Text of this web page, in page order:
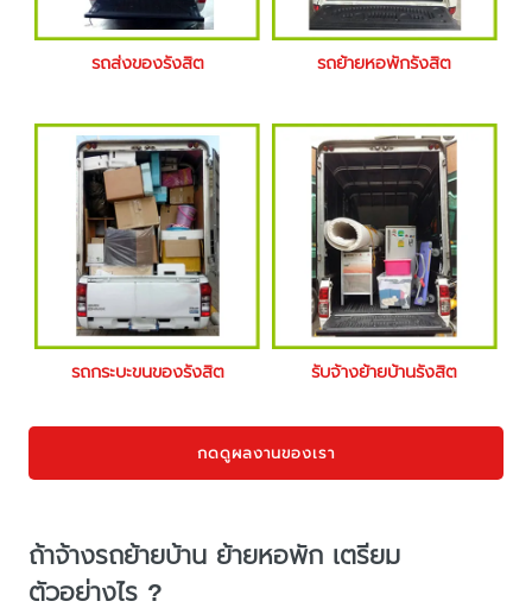
รถส่งของรังสิต รถย้ายหอพักรังสิต
รถกระบะขนของรังสิต รับจ้างย้ายบ้านรังสิต
กดดูผลงานของเรา
ถ้าจ้างรถย้ายบ้าน ย้ายหอพัก เตรียม
ตัวอย่างไร ?